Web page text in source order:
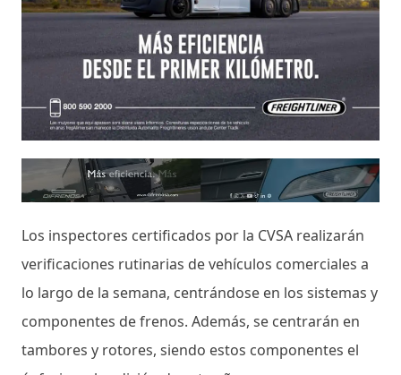
Los inspectores certificados por la CVSA realizarán
verificaciones rutinarias de vehículos comerciales a
lo largo de la semana, centrándose en los sistemas y
componentes de frenos. Además, se centrarán en
tambores y rotores, siendo estos componentes el